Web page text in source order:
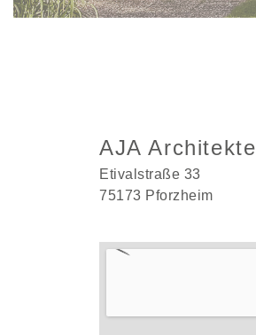
AJA
Etivalstraße 33
75173 Pforzheim